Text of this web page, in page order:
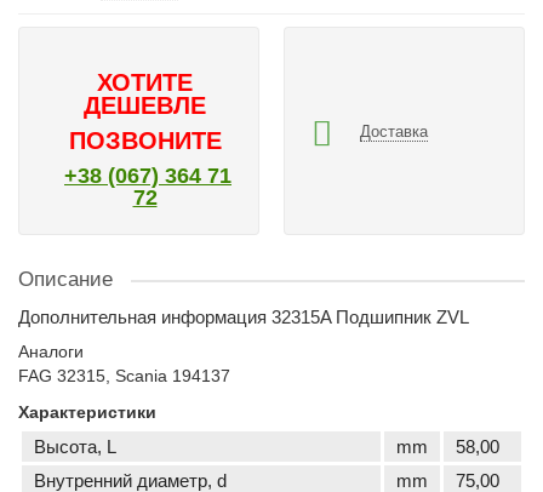
ХОТИТЕ
ДЕШЕВЛЕ
ПОЗВОНИТЕ
+38 (067) 364 71
72
Доставка
Описание
Дополнительная информация 32315A Подшипник ZVL
Аналоги
FAG 32315, Scania 194137
Характеристики
Высота, L mm
58,00
Внутренний диаметр, d
mm
75,00